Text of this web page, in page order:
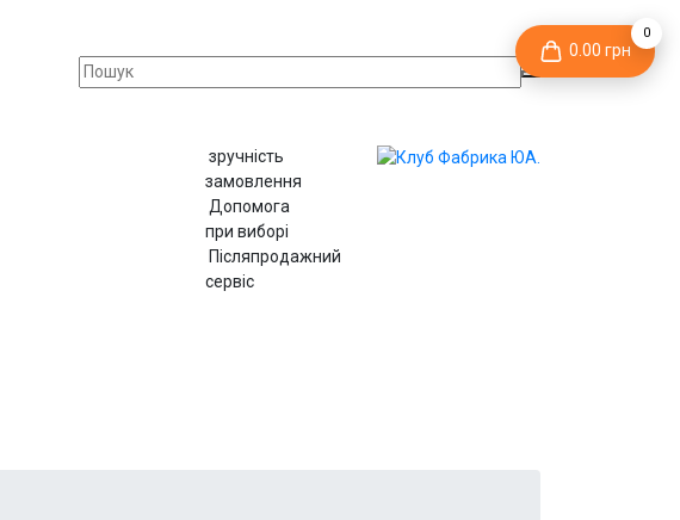
0.00 грн
0
зручність
замовлення
Допомога
при виборі
Післяпродажний
сервіс